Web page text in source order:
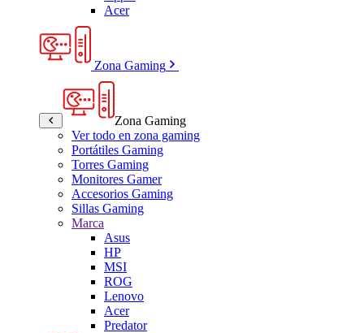
Acer
Zona Gaming
Zona Gaming
Ver todo en zona gaming
Portátiles Gaming
Torres Gaming
Monitores Gamer
Accesorios Gaming
Sillas Gaming
Marca
Asus
HP
MSI
ROG
Lenovo
Acer
Predator